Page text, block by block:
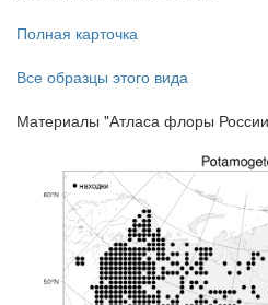
Полная карточка
Все образцы этого вида
Материалы "Атласа флоры